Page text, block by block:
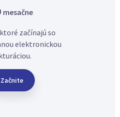
mesačne
začínajú so
elektronickou
Začnite